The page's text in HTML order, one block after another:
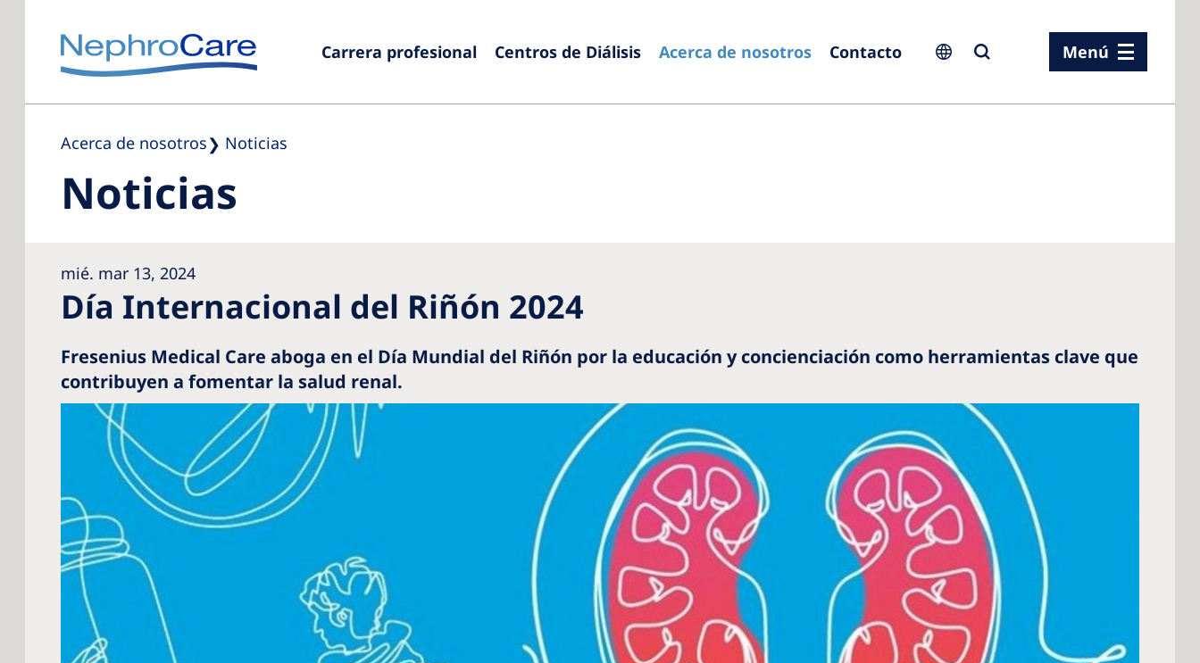
Carrera profesional Centros de Diálisis Acerca de nosotros Contacto
Europe
Netherlands
Poland
Romania
Russia
United Kingdom
Asia Pacific
Asia Pacific
Australia
Philippines
North America
United States of
America
NephroCare International
Menú
Acerca de nosotros Noticias
Noticias
mié. mar 13, 2024
Día Internacional del Riñón 2024
Fresenius Medical Care aboga en el Día Mundial del Riñón por la educación y concienciación como herramientas clave que
contribuyen a fomentar la salud renal.